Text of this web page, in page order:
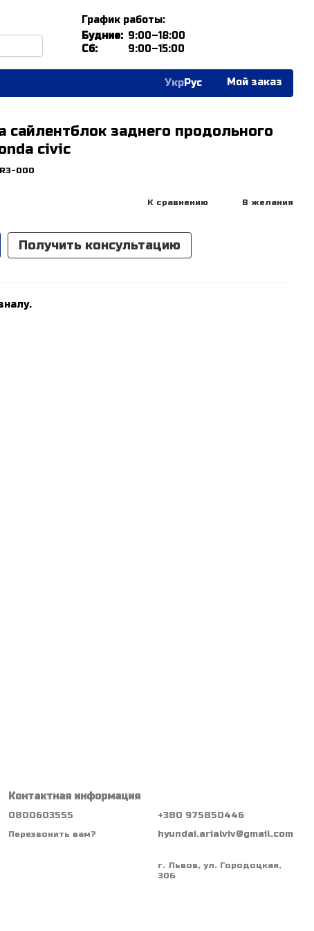
График работы:
Будние: 9:00–18:00
Сб:
9:00–15:00
УкрРус Мой заказ
сайлентблок заднего продольного
civic
000
К сравнению В желания
Получить консультацию
Контактная информация
0800603555
Перезвонить вам?
+380 975850446
hyundai.arialviv@gmail.com
г. Львов, ул. Городоцкая,
306